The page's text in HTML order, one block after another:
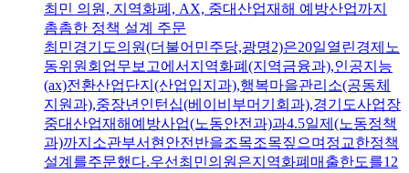
최민 의원, 지역화폐, AX, 중대산업재해 예방산업까지
촘촘한 정책 설계 주문
최민경기도의원(더불어민주당,광명2)은20일열린경제노
동위원회업무보고에서지역화폐(지역금융과),인공지능
(ax)전환산업단지(산업입지과),행복마을관리소(공동체
지원과),중장년인턴십(베이비부머기회과),경기도사업장
중대산업재해예방사업(노동안전과)과4.5일제(노동정책
과)까지소관부서현안전반을조목조목짚으며정교한정책
설계를주문했다.우선최민의원은지역화폐매출한도를12